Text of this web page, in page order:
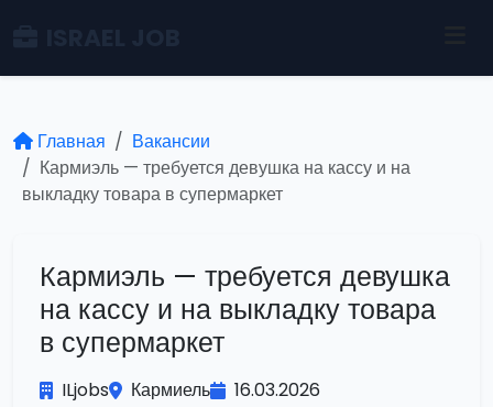
Главная
Вакансии
Кармиэль — требуется девушка на кассу и на
выкладку товара в супермаркет
Кармиэль — требуется девушка
на кассу и на выкладку товара
в супермаркет
ILjobs Кармиель 16.03.2026